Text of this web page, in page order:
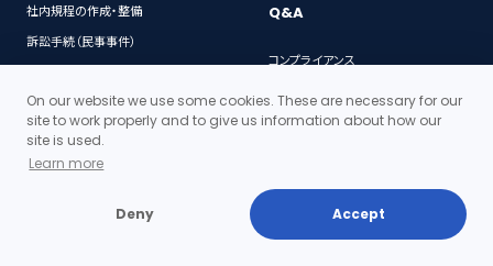
社内規程の作成・整備
訴訟手続（民事事件）
ストックオプション(新株予約権)発行
手続
ベンチャー企業向け顧問弁護士サー
Q&A
コンプライアンス
電子契約
特許・著作権
会社法
On our website we use some cookies. These are necessary for our
site to work properly and to give us information about how our
site is used.
Learn more
Deny Accept